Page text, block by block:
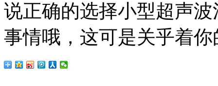
说正确的选择小型超声
事情哦，这可是关乎着